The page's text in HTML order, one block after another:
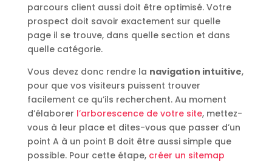
parcours client aussi doit être optimisé. Votre
prospect doit savoir exactement sur quelle
page il se trouve, dans quelle section et dans
quelle catégorie.
Vous devez donc rendre la navigation intuitive,
pour que vos visiteurs puissent trouver
facilement ce qu’ils recherchent. Au moment
d’élaborer l’arborescence de votre site, mettez-
vous à leur place et dites-vous que passer d’un
point A à un point B doit être aussi simple que
possible. Pour cette étape, créer un sitemap